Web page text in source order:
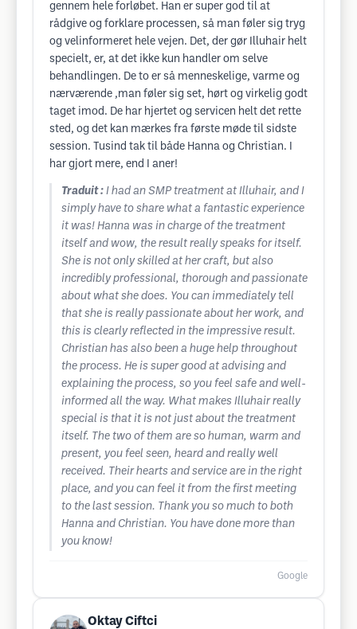
gennem hele forløbet. Han er super god til at
rådgive og forklare processen, så man føler sig tryg
og velinformeret hele vejen. Det, der gør Illuhair helt
specielt, er, at det ikke kun handler om selve
behandlingen. De to er så menneskelige, varme og
nærværende ,man føler sig set, hørt og virkelig godt
taget imod. De har hjertet og servicen helt det rette
sted, og det kan mærkes fra første møde til sidste
session. Tusind tak til både Hanna og Christian. I
har gjort mere, end I aner!
Traduit : I had an SMP treatment at Illuhair, and I
simply have to share what a fantastic experience
it was! Hanna was in charge of the treatment
itself and wow, the result really speaks for itself.
She is not only skilled at her craft, but also
incredibly professional, thorough and passionate
about what she does. You can immediately tell
that she is really passionate about her work, and
this is clearly reflected in the impressive result.
Christian has also been a huge help throughout
the process. He is super good at advising and
explaining the process, so you feel safe and well-
informed all the way. What makes Illuhair really
special is that it is not just about the treatment
itself. The two of them are so human, warm and
present, you feel seen, heard and really well
received. Their hearts and service are in the right
place, and you can feel it from the first meeting
to the last session. Thank you so much to both
Hanna and Christian. You have done more than
you know!
Google
Oktay Ciftci